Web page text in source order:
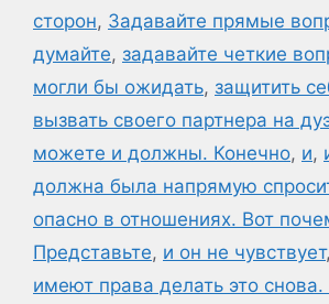
сторон, Задавайте прямые
думайте, задавайте четкие
могли бы ожидать, защитить
вызвать своего партнера на
можете и должны. Конечно, и,
должна была напрямую
опасно в отношениях. Вот
Представьте, и он не чувствует,
имеют права делать это